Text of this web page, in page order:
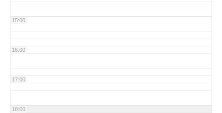
15:00
16:00
17:00
18:00